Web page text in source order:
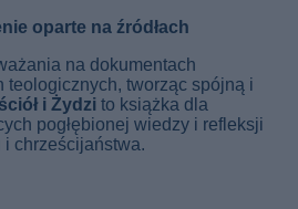
oparte na źródłach
na dokumentach
teologicznych, tworząc spójną i
i Żydzi to książka dla
pogłębionej wiedzy i refleksji
chrześcijaństwa.